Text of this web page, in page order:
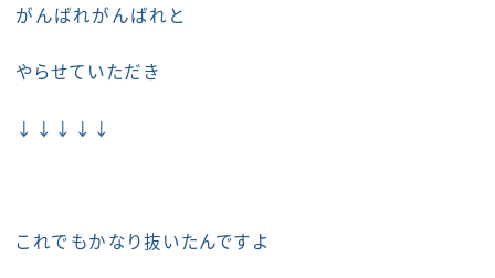
がんばれがんばれと
やらせていただき
↓↓↓↓↓
これでもかなり抜いたんですよ